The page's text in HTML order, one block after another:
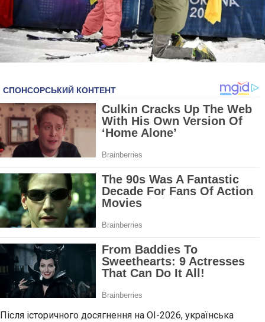
Після історичного досягнення на ОІ-2026, українська